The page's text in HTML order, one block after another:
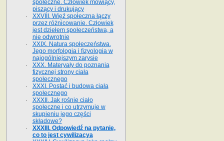
społeczne. Człowiek mówiący,
piszący i drukujący
XXVIII. Więź społeczna łączy
przez różnicowanie. Człowiek
jest dziełem społeczeństwa, a
nie odwrotnie
XXIX. Natura społeczeństwa.
Jego morfologia i fizyologia w
najogólniejszym zarysie
XXX. Materyały do poznania
fizycznej strony ciała
społecznego
XXXI. Postać i budowa ciała
społecznego
XXXII. Jak rośnie ciało
społeczne i co utrzymuje w
skupieniu jego części
składowe?
XXXIII. Odpowiedź na pytanie,
co to jest cywilizacya